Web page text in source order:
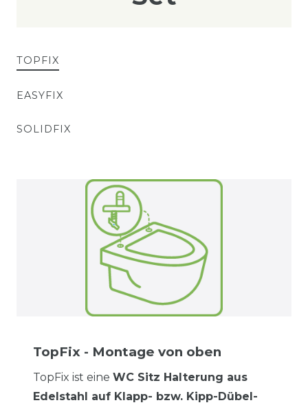
TOPFIX
EASYFIX
SOLIDFIX
TopFix - Montage von oben
TopFix ist eine WC Sitz Halterung aus
Edelstahl auf Klapp- bzw. Kipp-Dübel-